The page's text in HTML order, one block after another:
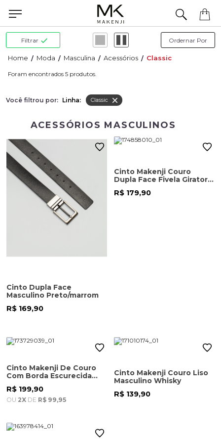
Filtrar
Moda Masculina Acessórios Classic
5
Você filtrou por: Linha: Classic
ACESSÓRIOS MASCULINOS
Cinto Dupla Face
Masculino Preto/marrom
R$ 169,90
Cinto Makenji Couro
Dupla Face Fivela Giratoria
Masculino Preto
R$ 179,90
Cinto Makenji De Couro
Com Borda Escurecida
R$ 199,90
OU 2X DE R$ 99,95
Cinto Makenji Couro Liso
Masculino Whisky
R$ 139,90